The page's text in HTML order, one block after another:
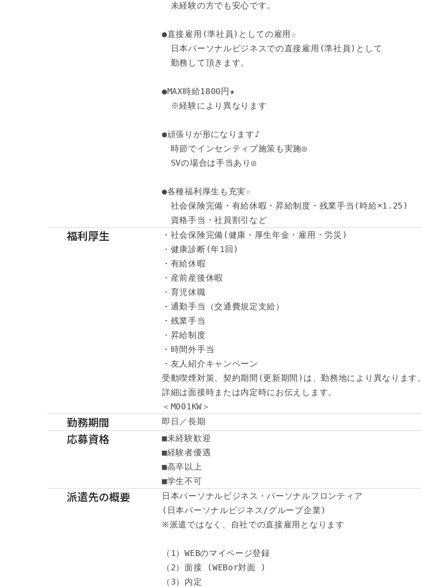
未経験の方でも安心です。
●直接雇用(準社員)としての雇用☆
日本パーソナルビジネスでの直接雇用(準社員)として
勤務して頂きます。
●MAX時給1800円★
※経験により異なります
●頑張りが形になります♪
時節でインセンティブ施策も実施◎
SVの場合は手当あり◎
●各種福利厚生も充実☆
社会保険完備・有給休暇・昇給制度・残業手当(時給×1.25)
資格手当・社員割引など
福利厚生
・社会保険完備(健康・厚生年金・雇用・労災)
・健康診断(年1回)
・有給休暇
・産前産後休暇
・育児休職
・通勤手当（交通費規定支給）
・残業手当
・昇給制度
・時間外手当
・友人紹介キャンペーン
受動喫煙対策、契約期間(更新期間)は、勤務地により異なります。
詳細は面接時または内定時にお伝えします。
＜M001KW＞
勤務期間 即日／長期
応募資格
■未経験歓迎
■経験者優遇
■高卒以上
■学生不可
派遣先の概要
日本パーソナルビジネス・パーソナルフロンティア
(日本パーソナルビジネス/グループ企業)
※派遣ではなく、自社での直接雇用となります
（1）WEBのマイページ登録
（2）面接 (WEBor対面 )
（3）内定